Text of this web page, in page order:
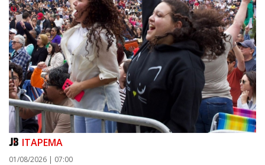
ITAPEMA
01/08/2026 | 07:00